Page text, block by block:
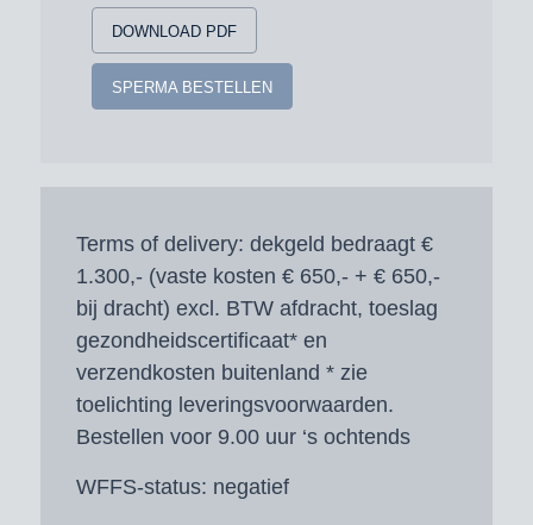
DOWNLOAD PDF
SPERMA BESTELLEN
Terms of delivery: dekgeld bedraagt €
1.300,- (vaste kosten € 650,- + € 650,-
bij dracht) excl. BTW afdracht, toeslag
gezondheidscertificaat* en
verzendkosten buitenland * zie
toelichting leveringsvoorwaarden.
Bestellen voor 9.00 uur ‘s ochtends
WFFS-status: negatief